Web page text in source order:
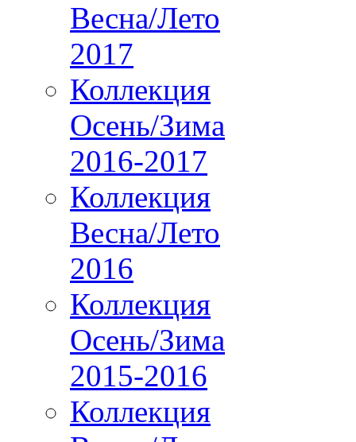
Весна/Лето
2017
Коллекция
Осень/Зима
2016-2017
Коллекция
Весна/Лето
2016
Коллекция
Осень/Зима
2015-2016
Коллекция